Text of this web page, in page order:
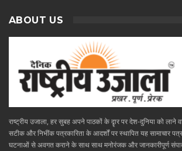
ABOUT US
राष्ट्रीय उजाला, हर सुबह अपने पाठकों के दॄार पर देश-दुनिया को लाने
सटीक और निभींक पत्रकारिता के आदर्शों पर स्थापित यह सामाचार
घटनाओं से अवगत कराने के साथ साथ मनोरंजक और जानकारीपूर्ण